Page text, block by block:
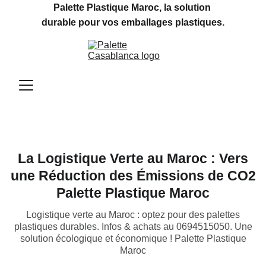
Palette Plastique Maroc, la solution
durable pour vos emballages plastiques.
La Logistique Verte au Maroc : Vers
une Réduction des Émissions de CO2
Palette Plastique Maroc
Logistique verte au Maroc : optez pour des palettes
plastiques durables. Infos & achats au 0694515050. Une
solution écologique et économique ! Palette Plastique
Maroc